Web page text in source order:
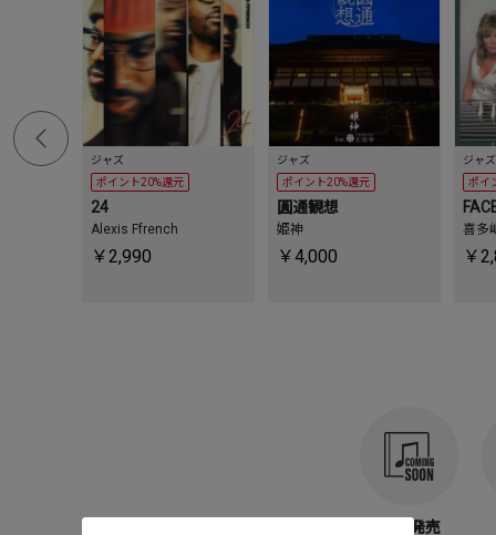
ジャズ
ポイント20%還元
24
Alexis Ffrench
￥2,990
ジャズ
ポイント20%還元
圓通観想
姫神
￥4,000
ジャズ
ポイ
喜多
￥
今後発売